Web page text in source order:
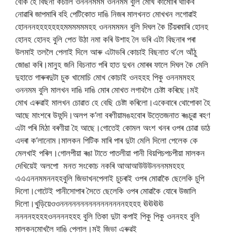
নোৱাৰি জাপমাৰি বহি পেটিকোত দাঙি নিজৰ মালখনত মোখখন লগোৱাই
হোনননহহহহহহহমমমমমমহহ ওননমমমন বুলি দিঘল কৈ চিঁয়ৰমাৰি হোনহ
হোনহ হোনহ বুলি পেত উঠা নমা কৰি উশাহ লৈ ভৰি এটা বিছনাৰ পৰা
উলমাই তললৈ পেলাই দিলে আৰু এটাভৰি কোচাই বিছনাত থ‘লে আঁঠু
জোঙা কৰি।মানুহ জনি বিচনাত পৰি হাত দুখন মোৰৰ ফালে দিঘল কৈ মেলি
দুহাতে গাৰুৰদুটা চুক খামোচি মোখ কোচাই ওনহহহ পিকু ওননমমহহ
ওননমম বুলি মালখন দাঙি দাঙি মোৰ মোখত লগাবলৈ চেষ্টা কৰিছে।মই
মোখ এৰুৱাই মালখন চোৱাত হে বেছি চেষ্টা কৰিলো।একেবাৰে থোপোকা হৈ
আছে মাংশৰে উফন্দি।অলপ ক‘লা বৰণীয়ামঙহবোৰ উত্তেজনাত ৰঙচুৱা ৰহণ
এটা পৰি মিঠা বৰণীয়া হৈ আছে।গোতেই কোমল অংশ খনৰ ওপৰ চোৱা ডাঠ
এদৰা ক‘লানোম।মালকন পিটিক মাৰি পাৰ দুটা মেলি দিলো পেলেক কে
মেলখাই পৰিল।গোলপীয়া ৰঙা টাতে পাতলীয়া পানী বিয়পিচপচপীয়া মালকন
দেখিয়েই অলপো মনত সংকোচ নকৰি আআআউউউনননমমহহহ
এএএননমমননহহবুলি জিভাখনপেলাই চুচৰাই ওপৰ মোৱাকৈ ছেলেকি চুপি
দিলো।গোটেই পানীসোপাৰ সৈতে ছেলেকি ওপৰ মোৱাকৈ যোৰে উজালি
দিলো।খুড়িয়েওওননননননননননননননননহহহহ ঊঊঊঊ
ননননহহহহওননননহহহ বুলি তিকা দুটা কপাই পিকু পিকু ওননহহ বুলি
মালকনমোখলৈ দাঙি পেলাল।মই জিভা এৰুৱই